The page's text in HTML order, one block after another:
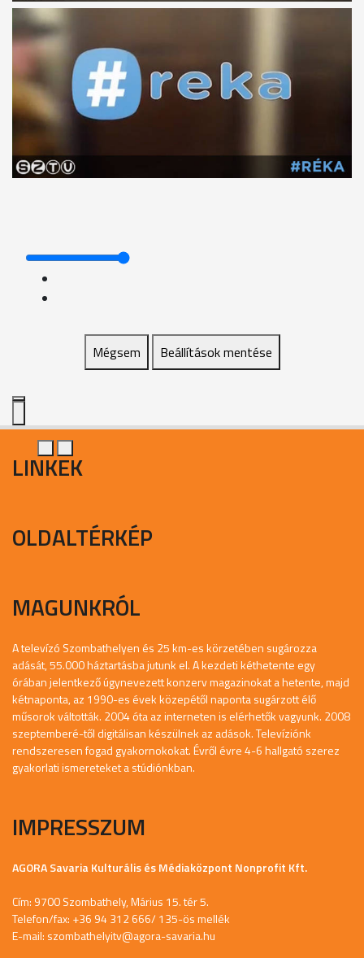
Mégsem Beállítások mentése
LINKEK
OLDALTÉRKÉP
MAGUNKRÓL
A televízó Szombathelyen és 25 km-es körzetében sugározza
adását, 55.000 háztartásba jutunk el. A kezdeti kéthetente egy
órában jelentkező úgynevezett konzerv magazinokat a hetente, majd
kétnaponta, az 1990-es évek közepétől naponta sugárzott élő
műsorok váltották. 2004 óta az interneten is elérhetők vagyunk. 2008
szeptemberé-től digitálisan készülnek az adások. Televíziónk
rendszeresen fogad gyakornokokat. Évről évre 4-6 hallgató szerez
gyakorlati ismereteket a stúdiónkban.
IMPRESSZUM
AGORA Savaria Kulturális és Médiaközpont Nonprofit Kft.
Cím: 9700 Szombathely, Márius 15. tér 5.
Telefon/fax: +36 94 312 666/ 135-ös mellék
E-mail: szombathelyitv@agora-savaria.hu